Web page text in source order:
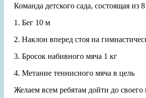
Команда детского сада, состоящая из
1. Бег 10 м
2. Наклон вперед стоя на
3. Бросок набивного мяча 1 кг
4. Метание теннисного мяча в цель
Желаем всем ребятам дойти до